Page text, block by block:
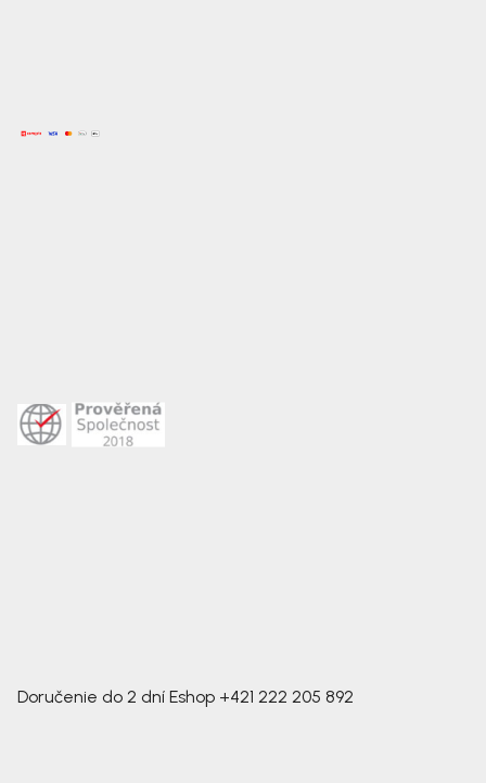
Doručenie do 2 dní Eshop +421 222 205 892